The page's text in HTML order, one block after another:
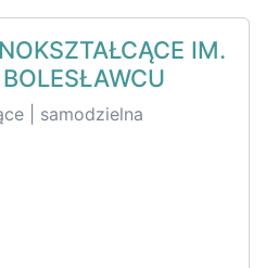
IM.
| samodzielna